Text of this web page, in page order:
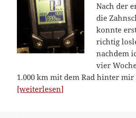
Nach der
die
konnte
richtig
nachdem
vier
1.000 km mit dem Rad hinter
[weiterlesen]